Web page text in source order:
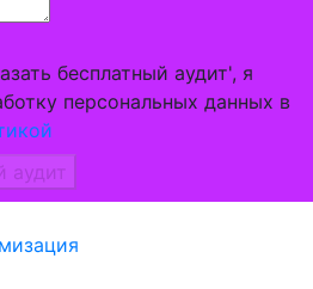
бесплатный аудит', я
персональных данных в
аудит